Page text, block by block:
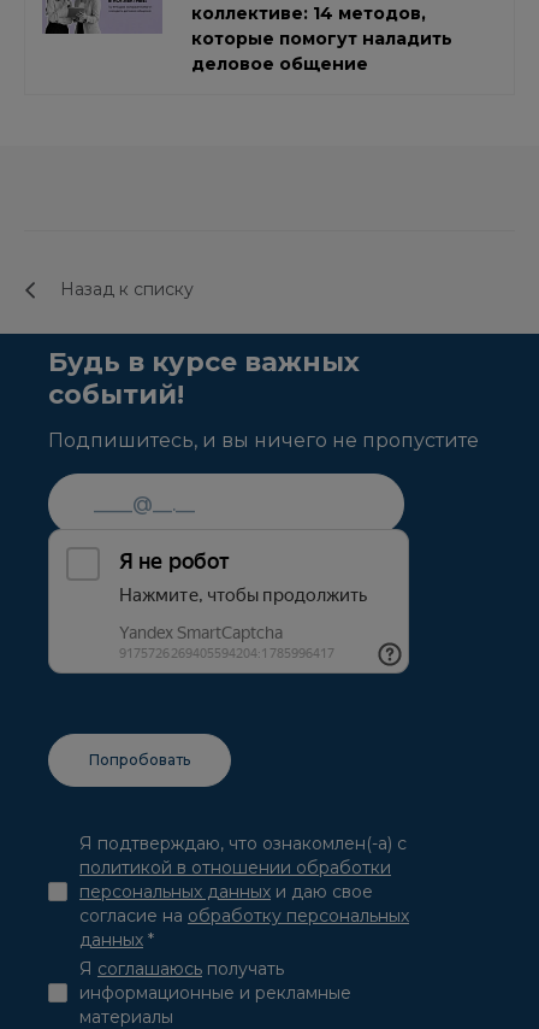
коллективе: 14 методов,
которые помогут наладить
деловое общение
Назад к списку
Будь в курсе важных
событий!
Подпишитесь, и вы ничего не пропустите
Я подтверждаю, что ознакомлен(-а) с
политикой в отношении обработки
персональных данных и даю свое
согласие на обработку персональных
данных *
Я соглашаюсь получать
информационные и рекламные
материалы